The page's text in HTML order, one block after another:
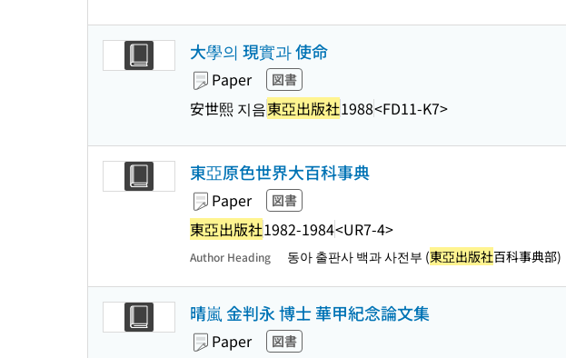
大學의 現實과 使命
Paper 図書
安世熙 지음東亞出版社1988<FD11-K7>
東亞原色世界大百科事典
Paper 図書
東亞出版社1982-1984<UR7-4>
Author Heading 동아 출판사 백과 사전부 (東亞出版社百科事典部)
晴嵐 金判永 博士 華甲紀念論文集
Paper 図書